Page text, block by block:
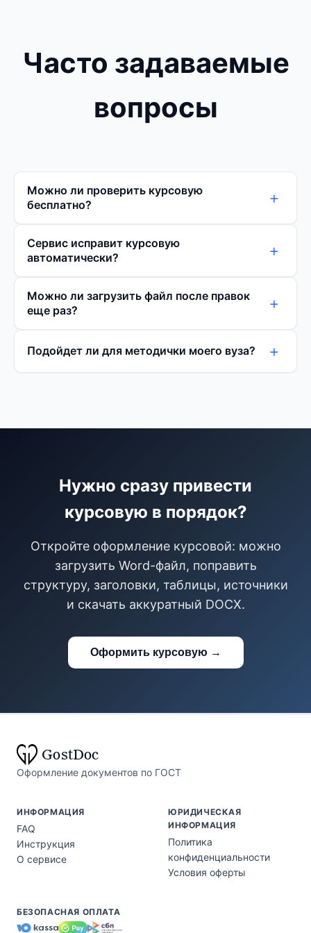
Часто задаваемые
вопросы
Можно ли проверить курсовую
бесплатно?
+
Сервис исправит курсовую
автоматически?
+
Можно ли загрузить файл после правок
еще раз?
+
Подойдет ли для методички моего вуза? +
Нужно сразу привести
курсовую в порядок?
Откройте оформление курсовой: можно
загрузить Word-файл, поправить
структуру, заголовки, таблицы, источники
и скачать аккуратный DOCX.
Оформить курсовую →
GostDoc
Оформление документов по ГОСТ
ИНФОРМАЦИЯ
FAQ
Инструкция
О сервисе
ЮРИДИЧЕСКАЯ
ИНФОРМАЦИЯ
Политика
конфиденциальности
Условия оферты
БЕЗОПАСНАЯ ОПЛАТА